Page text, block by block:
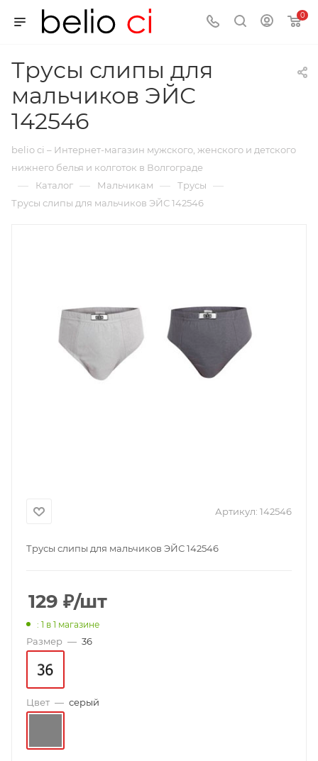
0
Трусы слипы для
мальчиков ЭЙС
142546
belio ci – Интернет-магазин мужского, женского и детского
нижнего белья и колготок в Волгограде
— Каталог — Мальчикам — Трусы —
Трусы слипы для мальчиков ЭЙС 142546
Артикул: 142546
Трусы слипы для мальчиков ЭЙС 142546
129 ₽/шт
: 1 в 1 магазине
Размер — 36
Цвет — серый